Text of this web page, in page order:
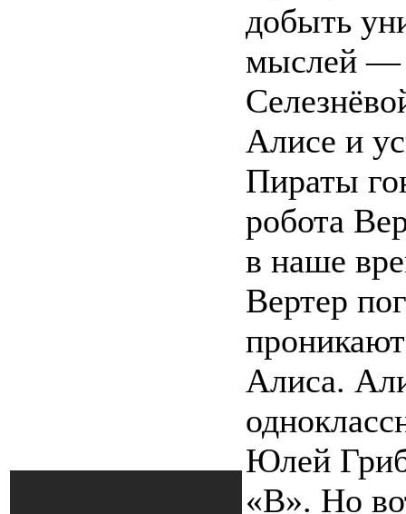
добыть
мыслей —
Алисе и
Пираты
робота
в наше
Вертер
Алиса.
Юлей
«В». Но